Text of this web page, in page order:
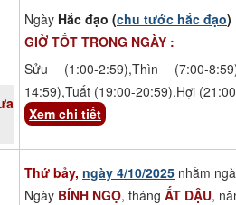
Ngày Hắc đạo (chu tước hắc đạo)
GIỜ TỐT TRONG NGÀY :
Sửu (1:00-2:59),Thìn (7:00-
14:59),Tuất (19:00-20:59),Hợi
Xem chi tiết
Thứ bảy, ngày 4/10/2025 nhằm
Ngày BÍNH NGỌ, tháng ẤT DẬU,